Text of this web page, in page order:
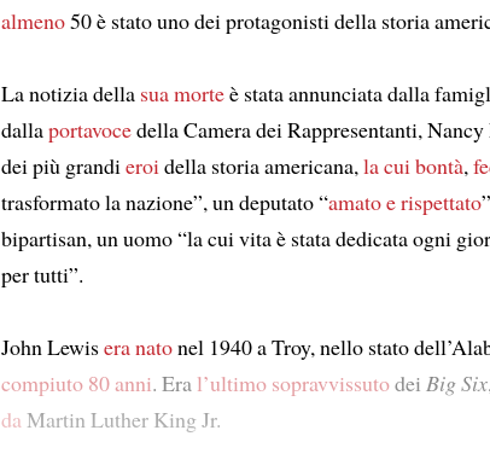
almeno50 è stato uno dei protagonisti della storia
La notizia della sua morteè stata annunciata dalla
dallaportavocedella Camera dei Rappresentanti,
dei più grandi eroi della storia americana, la cui bontà,
trasformato la nazione”, un deputato “amato e rispettato
bipartisan, un uomo “la cui vita è stata dedicata ogni
per tutti”.
John Lewisera natonel 1940 a Troy, nello stato
compiuto 80 anni. Era l’ultimo sopravvissutodei Big Six
da Martin Luther King Jr.